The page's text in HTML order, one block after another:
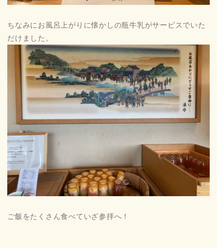
ちなみにお風呂上がりに懐かしの瓶牛乳がサービスでいた
だけました。
ご飯をたくさん食べていざ参拝へ！